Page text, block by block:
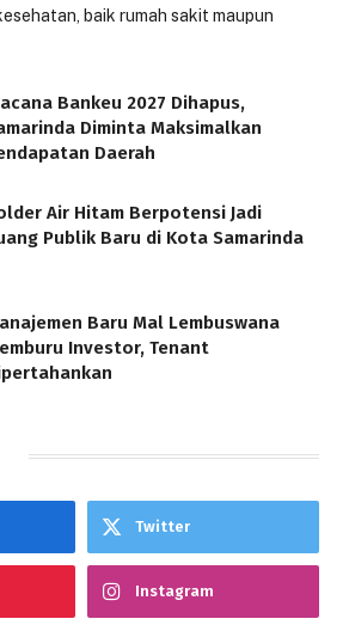
baik rumah sakit maupun
Bankeu 2027 Dihapus,
Diminta Maksimalkan
Daerah
Air Hitam Berpotensi Jadi
Publik Baru di Kota Samarinda
Baru Mal Lembuswana
Investor, Tenant
Twitter
Instagram